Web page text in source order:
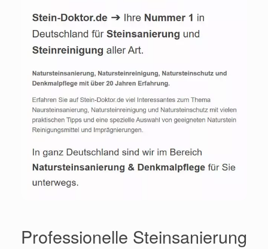
Professionelle Steinsanierung